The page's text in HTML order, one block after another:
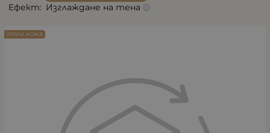
Ефект: Изглаждане на тена
ЗРЯЛА КОЖА